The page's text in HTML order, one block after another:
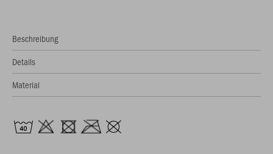
Beschreibung
Details
Material